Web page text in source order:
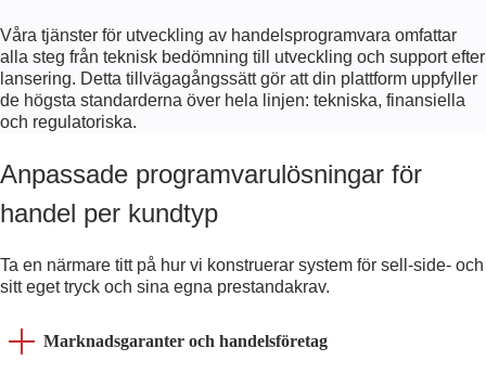
Våra tjänster för utveckling av handelsprogramvara omfattar
alla steg från teknisk bedömning till utveckling och support efter
lansering. Detta tillvägagångssätt gör att din plattform uppfyller
de högsta standarderna över hela linjen: tekniska, finansiella
och regulatoriska.
Anpassade programvarulösningar för
handel per kundtyp
Ta en närmare titt på hur vi konstruerar system för sell-side-
sitt eget tryck och sina egna prestandakrav.
Marknadsgaranter och handelsföretag